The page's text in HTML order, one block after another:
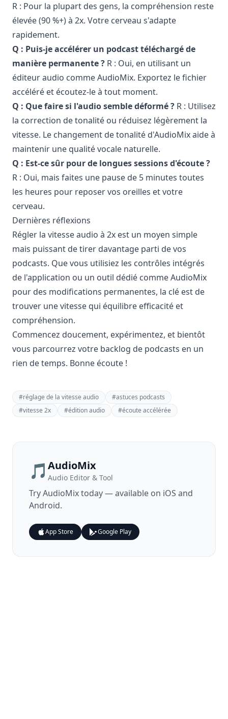
R : Pour la plupart des gens, la compréhension reste
élevée (90 %+) à 2x. Votre cerveau s'adapte
rapidement.
Q : Puis-je accélérer un podcast téléchargé de
manière permanente ? R : Oui, en utilisant un
éditeur audio comme AudioMix. Exportez le fichier
accéléré et écoutez-le à tout moment.
Q : Que faire si l'audio semble déformé ? R : Utilisez
la correction de tonalité ou réduisez légèrement la
vitesse. Le changement de tonalité d'AudioMix aide à
maintenir une qualité vocale naturelle.
Q : Est-ce sûr pour de longues sessions d'écoute ?
R : Oui, mais faites une pause de 5 minutes toutes
les heures pour reposer vos oreilles et votre
cerveau.
Dernières réflexions
Régler la vitesse audio à 2x est un moyen simple
mais puissant de tirer davantage parti de vos
podcasts. Que vous utilisiez les contrôles intégrés
de l'application ou un outil dédié comme AudioMix
pour des modifications permanentes, la clé est de
trouver une vitesse qui équilibre efficacité et
compréhension.
Commencez doucement, expérimentez, et bientôt
vous parcourrez votre backlog de podcasts en un
rien de temps. Bonne écoute !
#réglage de la vitesse audio #astuces podcasts
#vitesse 2x #édition audio #écoute accélérée
🎵 AudioMix
Audio Editor & Tool
TryAudioMixtoday — available on iOS and
Android.
App Store Google Play